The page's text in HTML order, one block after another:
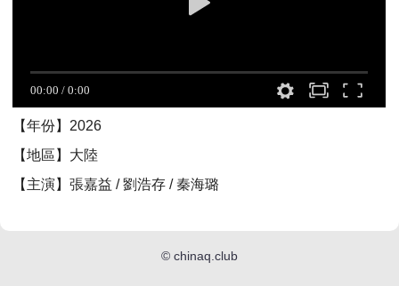
【年份】2026
【地區】大陸
【主演】張嘉益 / 劉浩存 / 秦海璐
© chinaq.club